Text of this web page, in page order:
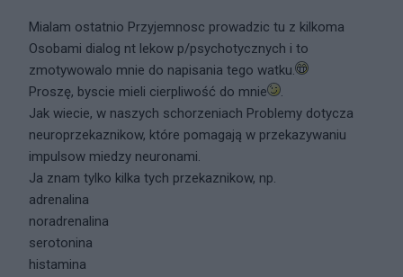
Mialam ostatnio Przyjemnosc prowadzic tu z kilkoma
Osobami dialog nt lekow p/psychotycznych i to
zmotywowalo mnie do napisania tego watku.
Proszę, byscie mieli cierpliwość do mnie
.
Jak wiecie, w naszych schorzeniach Problemy dotycza
neuroprzekaznikow, które pomagają w przekazywaniu
impulsow miedzy neuronami.
Ja znam tylko kilka tych przekaznikow, np.
adrenalina
noradrenalina
serotonina
histamina